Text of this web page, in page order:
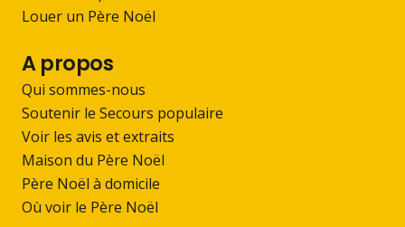
Louer un Père Noël
A propos
Qui sommes-nous
Soutenir le Secours populaire
Voir les avis et extraits
Maison du Père Noël
Père Noël à domicile
Où voir le Père Noël